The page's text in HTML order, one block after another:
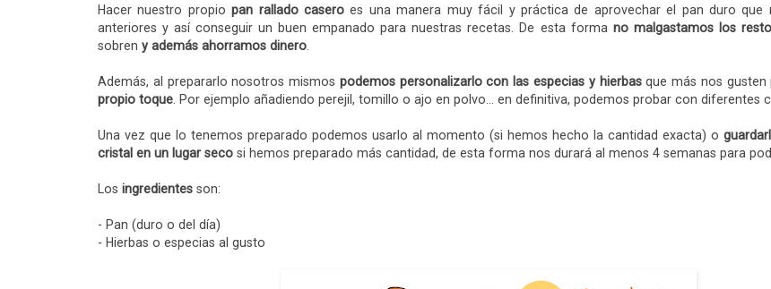
Hacer nuestro propiopan rallado casero es una manera muy fácil y práctica de aprovechar el pan duro que
anteriores y así conseguir un buen empanado para nuestras recetas. De esta forma no malgastamos los
sobren y además ahorramos dinero
Además, al prepararlo nosotros mismos podemos personalizarlo con las especias y hierbasque más nos gusten
propio toque . Por ejemplo añadiendo perejil, tomillo o ajo en polvo... en definitiva, podemos probar con diferentes
Una vez que lo tenemos preparado podemos usarlo al momento (si hemos hecho la cantidad exacta) o
cristal en un lugar seco si hemos preparado más cantidad, de esta forma nos durará al menos 4 semanas para
Los ingredientes son:
- Pan (duro o del día)
- Hierbas o especias al gusto